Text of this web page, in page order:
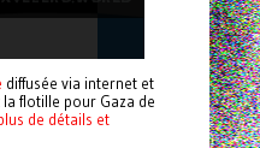
diffusée via internet et
flotille pour Gaza de
de détails et